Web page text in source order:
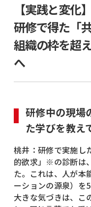
【実践と変化】
研修で得た「
組織の枠を超
へ
研修中の現場
た学びを教え
桃井：研修で実施し
的欲求」※の診断は
た。これは、人が本
ーションの源泉）を
大きな気づきは、こ